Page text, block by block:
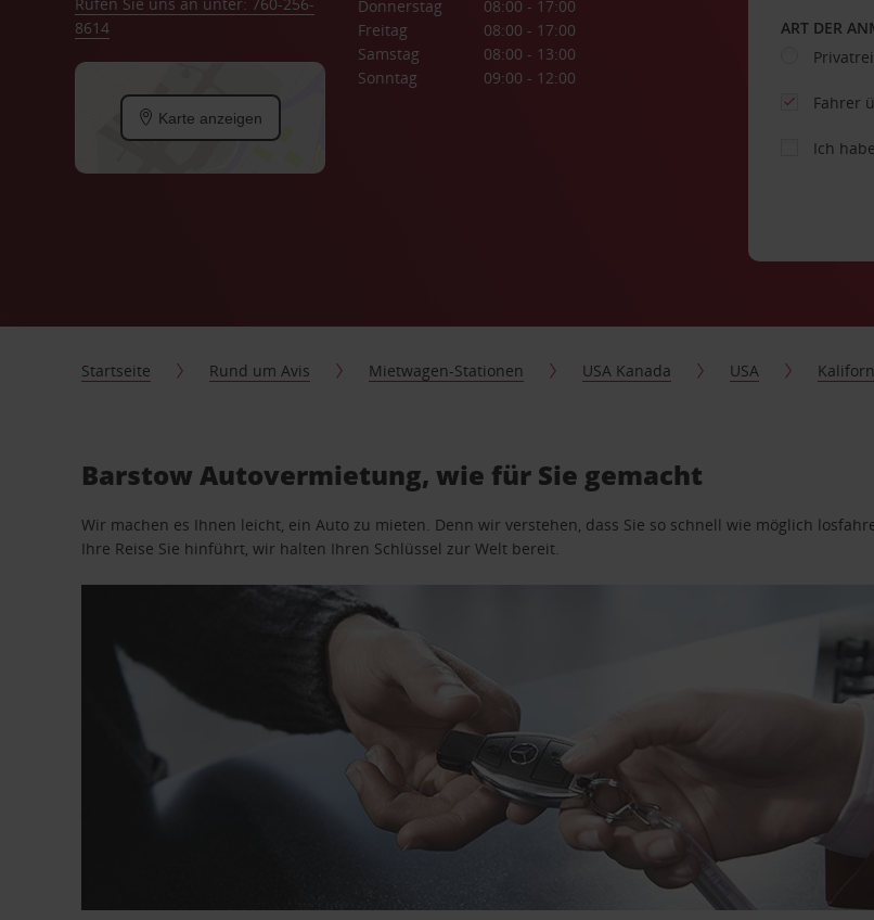
8614
Karte anzeigen
Donnerstag
08:00 - 17:00
Freitag
08:00 - 17:00
Samstag
08:00 - 13:00
Sonntag
09:00 - 12:00
ART DER
Fahrer
Ich
Startseite Rund um Avis Mietwagen-Stationen USA Kanada USA
Barstow Autovermietung, wie für Sie gemacht
Wir machen es Ihnen leicht, ein Auto zu mieten. Denn wir verstehen, dass Sie so schnell wie möglich
Ihre Reise Sie hinführt, wir halten Ihren Schlüssel zur Welt bereit.